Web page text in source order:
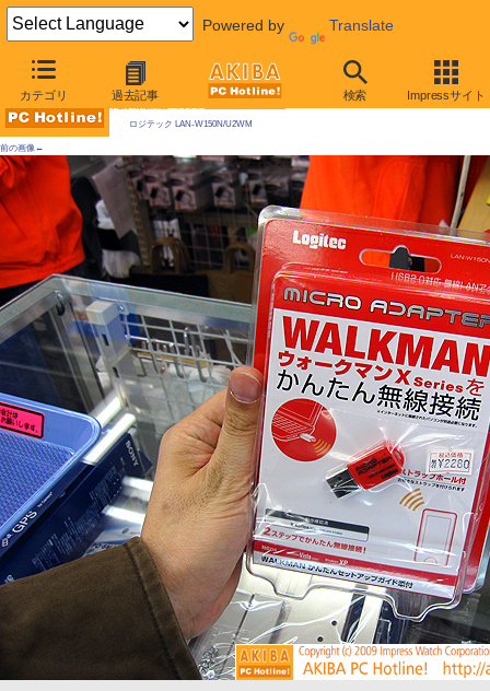
Powered by Translate
カテゴリ 過去記事 検索 Impressサイト
AKIBA PC Hotline! 2009年11月28日号
ロジテック LAN-W150N/U2WM
前の画像←